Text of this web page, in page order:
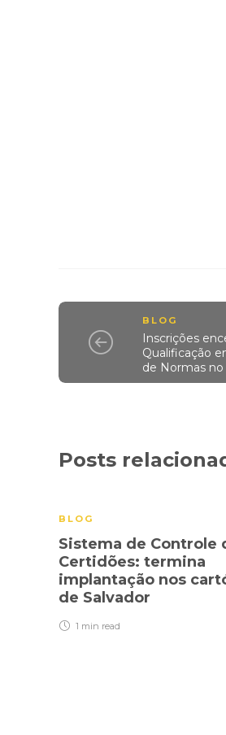
BLOG
Inscrições
Qualificação
de Normas
Posts
BLOG
Sistema de Controle
Certidões: termina
implantação nos
de Salvador
1 min read